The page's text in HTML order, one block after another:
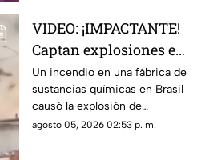
VIDEO: ¡IMPACTANTE!
Captan explosiones en
alcantarillas tras el
incendio en una
fábrica
Un incendio en una fábrica de
sustancias químicas en Brasil
causó la explosión de
alcantarillas; el momento
agosto 05, 2026 02:53 p. m.